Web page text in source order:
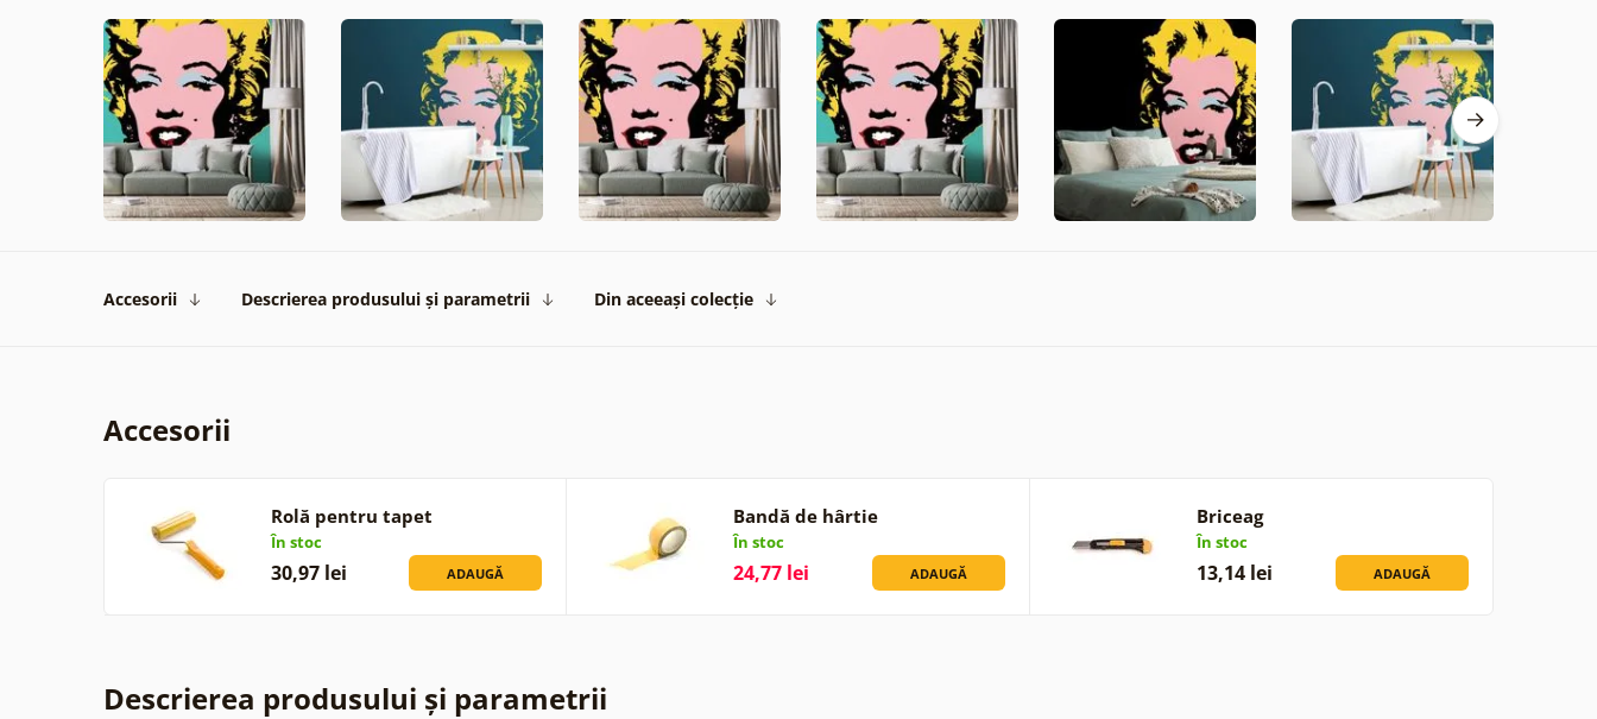
Accesorii Descrierea produsului și parametrii Din aceeași colecție
Accesorii
Rolă pentru tapet
În stoc
30,97 lei ADAUGĂ
Bandă de hârtie
În stoc
24,77 lei ADAUGĂ
Briceag
În stoc
13,14 lei ADAUGĂ
Descrierea produsului și parametrii